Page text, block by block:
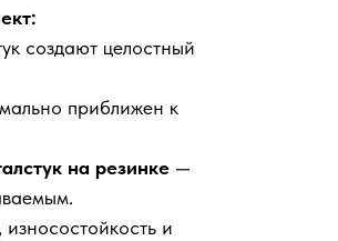
создают целостный
приближен к
на резинке —
и